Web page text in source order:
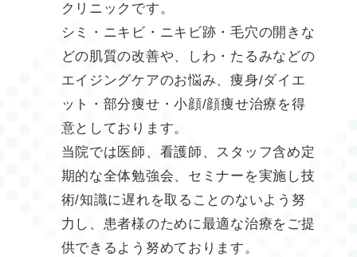
クリニックです。
シミ・ニキビ・ニキビ跡・毛穴の開きな
どの肌質の改善や、しわ・たるみなどの
エイジングケアのお悩み、痩身/ダイエ
ット・部分痩せ・小顔/顔痩せ治療を得
意としております。
当院では医師、看護師、スタッフ含め定
期的な全体勉強会、セミナーを実施し技
術/知識に遅れを取ることのないよう努
力し、患者様のために最適な治療をご提
供できるよう努めております。